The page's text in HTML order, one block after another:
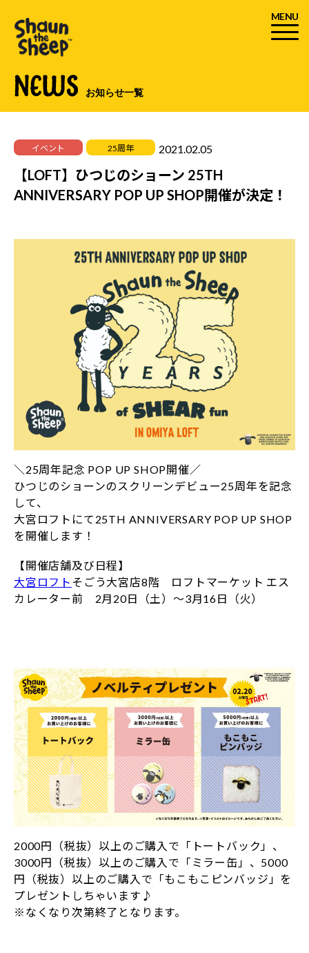
MENU
NEWS お知らせ一覧
イベント 25周年 2021.02.05
【LOFT】ひつじのショーン 25TH
ANNIVERSARY POP UP SHOP開催が決定！
＼25周年記念 POP UP SHOP開催／
ひつじのショーンのスクリーンデビュー25周年を記念
して、
大宮ロフトにて25TH ANNIVERSARY POP UP SHOP
を開催します！
【開催店舗及び日程】
大宮ロフト そごう大宮店8階 ロフトマーケット エス
カレーター前 2月20日（土）～3月16日（火）
2000円（税抜）以上のご購入で「トートバック」、
3000円（税抜）以上のご購入で「ミラー缶」、5000
円（税抜）以上のご購入で「もこもこピンバッジ」を
プレゼントしちゃいます♪
※なくなり次第終了となります。